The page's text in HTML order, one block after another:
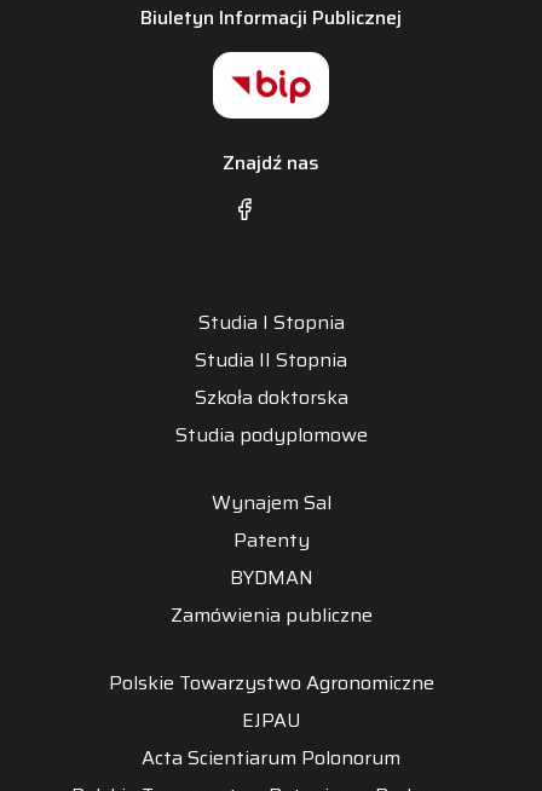
Biuletyn Informacji Publicznej
Znajdź nas
Studia I Stopnia
Studia II Stopnia
Szkoła doktorska
Studia podyplomowe
Wynajem Sal
Patenty
BYDMAN
Zamówienia publiczne
Polskie Towarzystwo Agronomiczne
EJPAU
Acta Scientiarum Polonorum